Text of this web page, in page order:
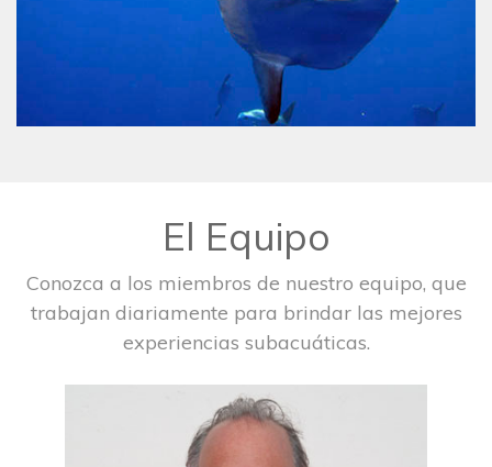
El Equipo
Conozca a los miembros de nuestro equipo, que
trabajan diariamente para brindar las mejores
experiencias subacuáticas.